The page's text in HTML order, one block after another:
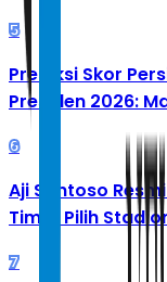
5
Prediksi Skor
Presiden 2026:
6
Aji Santoso
Timur Pilih
7